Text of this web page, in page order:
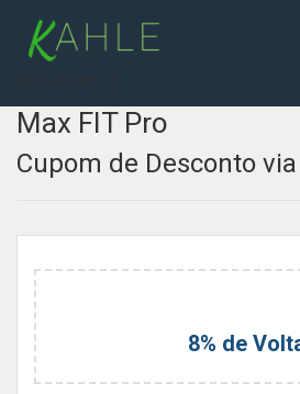
Max FIT Pro
Cupom de Desconto
8% de